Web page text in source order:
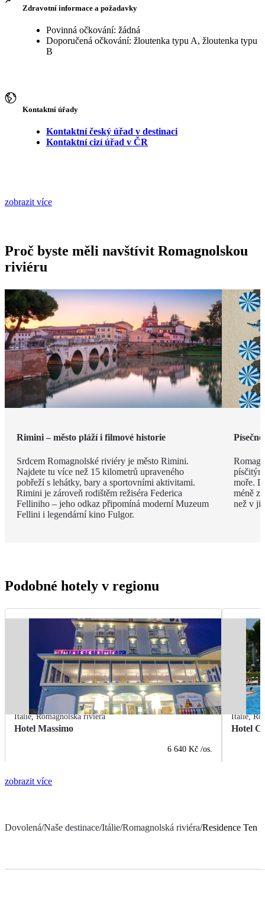
Zdravotní informace a požadavky
Povinná očkování: žádná
Doporučená očkování: žloutenka typu A, žloutenka typu
B
Kontaktní úřady
Kontaktní český úřad v destinaci
Kontaktní cizí úřad v ČR
zobrazit více
Proč byste měli navštívit Romagnolskou
riviéru
Rimini – město pláží i filmové historie
Srdcem Romagnolské riviéry je město Rimini.
Najdete tu více než 15 kilometrů upraveného
pobřeží s lehátky, bary a sportovními aktivitami.
Rimini je zároveň rodištěm režiséra Federica
Felliniho – jeho odkaz připomíná moderní Muzeum
Fellini i legendární kino Fulgor.
moře.
méně
než v
Podobné hotely v regionu
Itálie,Romagnolská riviéra
Hotel Massimo
6 640 Kč /os.
Itálie,
Hotel
zobrazit více
Dovolená/Naše destinace/Itálie/Romagnolská riviéra/Residence Ten